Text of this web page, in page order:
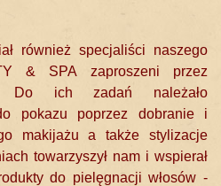
również specjaliści naszego
& SPA zaproszeni przez
Do ich zadań należało
pokazu poprzez dobranie i
makijażu a także stylizacje
towarzyszył nam i wspierał
do pielęgnacji włosów -